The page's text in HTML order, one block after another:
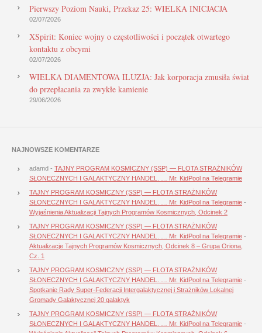
Pierwszy Poziom Nauki, Przekaz 25: WIELKA INICJACJA
02/07/2026
XSpirit: Koniec wojny o częstotliwości i początek otwartego
kontaktu z obcymi
02/07/2026
WIELKA DIAMENTOWA ILUZJA: Jak korporacja zmusiła świat
do przepłacania za zwykłe kamienie
29/06/2026
NAJNOWSZE KOMENTARZE
adamd - TAJNY PROGRAM KOSMICZNY (SSP) — FLOTA STRAŻNIKÓW
SŁONECZNYCH I GALAKTYCZNY HANDEL. … Mr. KidPool na Telegramie
TAJNY PROGRAM KOSMICZNY (SSP) — FLOTA STRAŻNIKÓW
SŁONECZNYCH I GALAKTYCZNY HANDEL. … Mr. KidPool na Telegramie -
Wyjaśnienia Aktualizacji Tajnych Programów Kosmicznych, Odcinek 2
TAJNY PROGRAM KOSMICZNY (SSP) — FLOTA STRAŻNIKÓW
SŁONECZNYCH I GALAKTYCZNY HANDEL. … Mr. KidPool na Telegramie -
Aktualizacje Tajnych Programów Kosmicznych, Odcinek 8 – Grupa Oriona,
Cz. 1
TAJNY PROGRAM KOSMICZNY (SSP) — FLOTA STRAŻNIKÓW
SŁONECZNYCH I GALAKTYCZNY HANDEL. … Mr. KidPool na Telegramie -
Spotkanie Rady Super-Federacji Intergalaktycznej i Strażników Lokalnej
Gromady Galaktycznej 20 galaktyk
TAJNY PROGRAM KOSMICZNY (SSP) — FLOTA STRAŻNIKÓW
SŁONECZNYCH I GALAKTYCZNY HANDEL. … Mr. KidPool na Telegramie -